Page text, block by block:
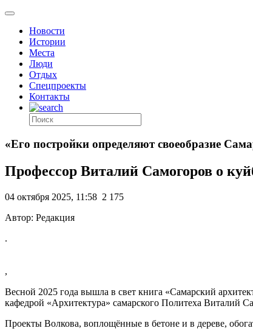
Новости
Истории
Места
Люди
Отдых
Спецпроекты
Контакты
«Его постройки определяют своеобразие
Профессор Виталий Самогоров о
04 октября 2025, 11:58 2 175
Автор: Редакция
.
,
Весной 2025 года вышла в свет книга «Самарский
кафедрой «Архитектура» самарского Политеха Виталий
Проекты Волкова, воплощённые в бетоне и в дереве,